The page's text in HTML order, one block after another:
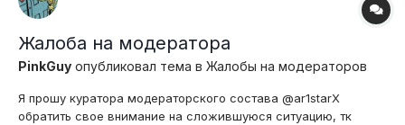
Жалоба на модератора
PinkGuy опубликовал тема в Жалобы на модераторов
Я прошу куратора модераторского состава @ar1starX
обратить свое внимание на сложившуюся ситуацию, тк